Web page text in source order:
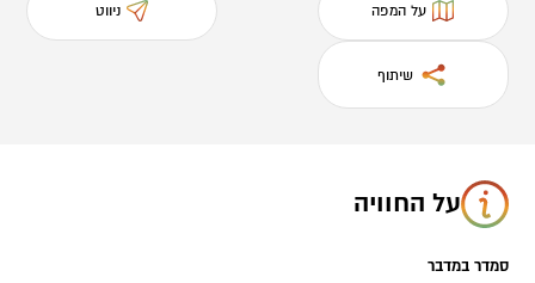
על המפה ניווט
שיתוף
על החוויה
סמדר במדבר